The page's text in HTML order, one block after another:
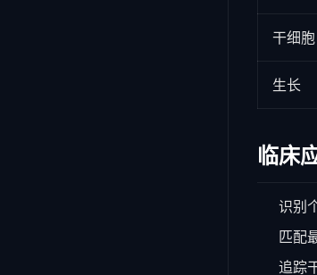
干细胞
生长
临床
识别
匹配
追踪